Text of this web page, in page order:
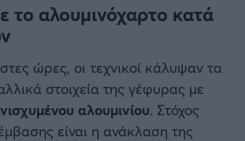
το αλουμινόχαρτο κατά
ώρες, οι τεχνικοί κάλυψαν τα
στοιχεία της γέφυρας με
αλουμινίου. Στόχος
είναι η ανάκλαση της